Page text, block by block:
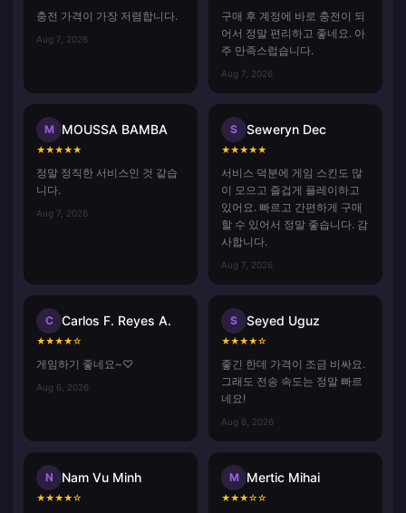
충전 가격이 가장 저렴합니다.
Aug 7, 2026
구매 후 계정에 바로 충전이 되
어서 정말 편리하고 좋네요. 아
주 만족스럽습니다.
Aug 7, 2026
M MOUSSA BAMBA
★★★★★
정말 정직한 서비스인 것 같습
니다.
Aug 7, 2026
S Seweryn Dec
★★★★★
서비스 덕분에 게임 스킨도 많
이 모으고 즐겁게 플레이하고
있어요. 빠르고 간편하게 구매
할 수 있어서 정말 좋습니다. 감
사합니다.
Aug 7, 2026
C Carlos F. Reyes A.
★★★★☆
게임하기 좋네요~♡
Aug 6, 2026
S Seyed Uguz
★★★★☆
좋긴 한데 가격이 조금 비싸요.
그래도 전송 속도는 정말 빠르
네요!
Aug 6, 2026
N Nam Vu Minh
★★★★☆
M Mertic Mihai
★★★☆☆